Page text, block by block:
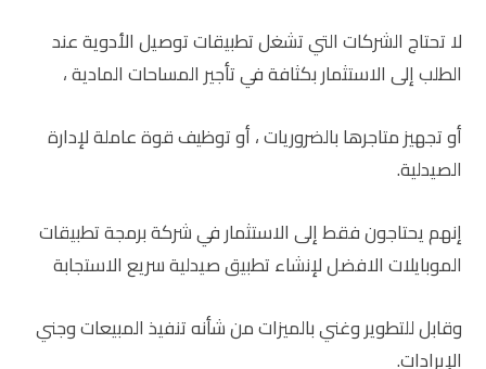
لا تحتاج الشركات التي تشغل تطبيقات توصيل الأدوية عند
الطلب إلى الاستثمار بكثافة في تأجير المساحات المادية ،
أو تجهيز متاجرها بالضروريات ، أو توظيف قوة عاملة لإدارة
الصيدلية.
إنهم يحتاجون فقط إلى الاستثمار في شركة برمجة تطبيقات
الموبايلات الافضل لإنشاء تطبيق صيدلية سريع الاستجابة
وقابل للتطوير وغني بالميزات من شأنه تنفيذ المبيعات وجني
الإيرادات.